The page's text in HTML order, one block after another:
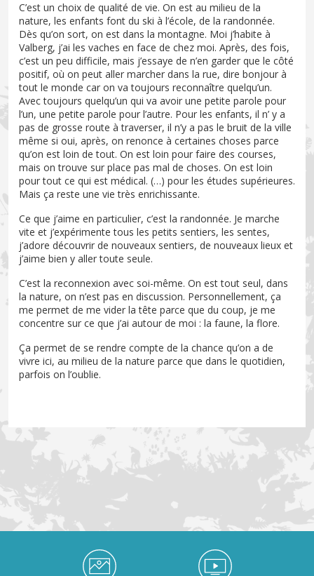
C’est un choix de qualité de vie. On est au milieu de la
nature, les enfants font du ski à l’école, de la randonnée.
Dès qu’on sort, on est dans la montagne. Moi j’habite à
Valberg, j’ai les vaches en face de chez moi. Après, des fois,
c’est un peu difficile, mais j’essaye de n’en garder que le côté
positif, où on peut aller marcher dans la rue, dire bonjour à
tout le monde car on va toujours reconnaître quelqu’un.
Avec toujours quelqu’un qui va avoir une petite parole pour
l’un, une petite parole pour l’autre. Pour les enfants, il n’ y a
pas de grosse route à traverser, il n’y a pas le bruit de la ville
même si oui, après, on renonce à certaines choses parce
qu’on est loin de tout. On est loin pour faire des courses,
mais on trouve sur place pas mal de choses. On est loin
pour tout ce qui est médical. (…) pour les études supérieures.
Mais ça reste une vie très enrichissante.
Ce que j’aime en particulier, c’est la randonnée. Je marche
vite et j’expérimente tous les petits sentiers, les sentes,
j’adore découvrir de nouveaux sentiers, de nouveaux lieux et
j’aime bien y aller toute seule.
C’est la reconnexion avec soi-même. On est tout seul, dans
la nature, on n’est pas en discussion. Personnellement, ça
me permet de me vider la tête parce que du coup, je me
concentre sur ce que j’ai autour de moi : la faune, la flore.
Ça permet de se rendre compte de la chance qu’on a de
vivre ici, au milieu de la nature parce que dans le quotidien,
parfois on l’oublie.
Médiathèque Footer